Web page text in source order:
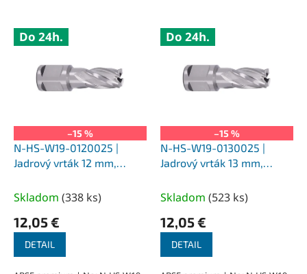
V
Do 24h.
–15 %
N-HS-W19-0120025 |
Jadrový vrták 12 mm,
upnutie Weldon 19
Skladom (338 ks)
12,05 €
DETAIL
Do 24h.
–15 %
N-HS-W19-0130025 |
Jadrový vrták 13 mm,
upnutie Weldon 19
Skladom (523 ks)
12,05 €
DETAIL